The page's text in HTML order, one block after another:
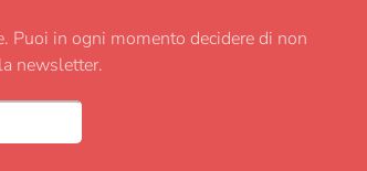
Puoi in ogni momento decidere di non
newsletter.